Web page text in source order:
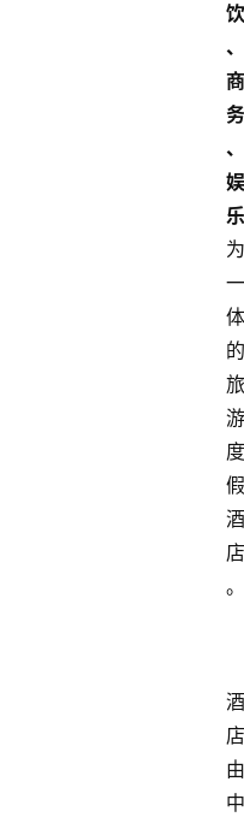
饮
、
商
务
、
娱
乐
为
一
体
的
旅
游
度
假
酒
店
。
酒
店
由
中